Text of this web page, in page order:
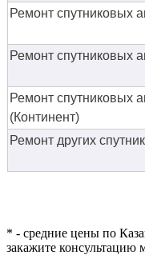
Ремонт спутниковых
Ремонт спутниковых
Ремонт спутниковых
(Континент)
Ремонт других
* - средние цены по
закажите консультацию